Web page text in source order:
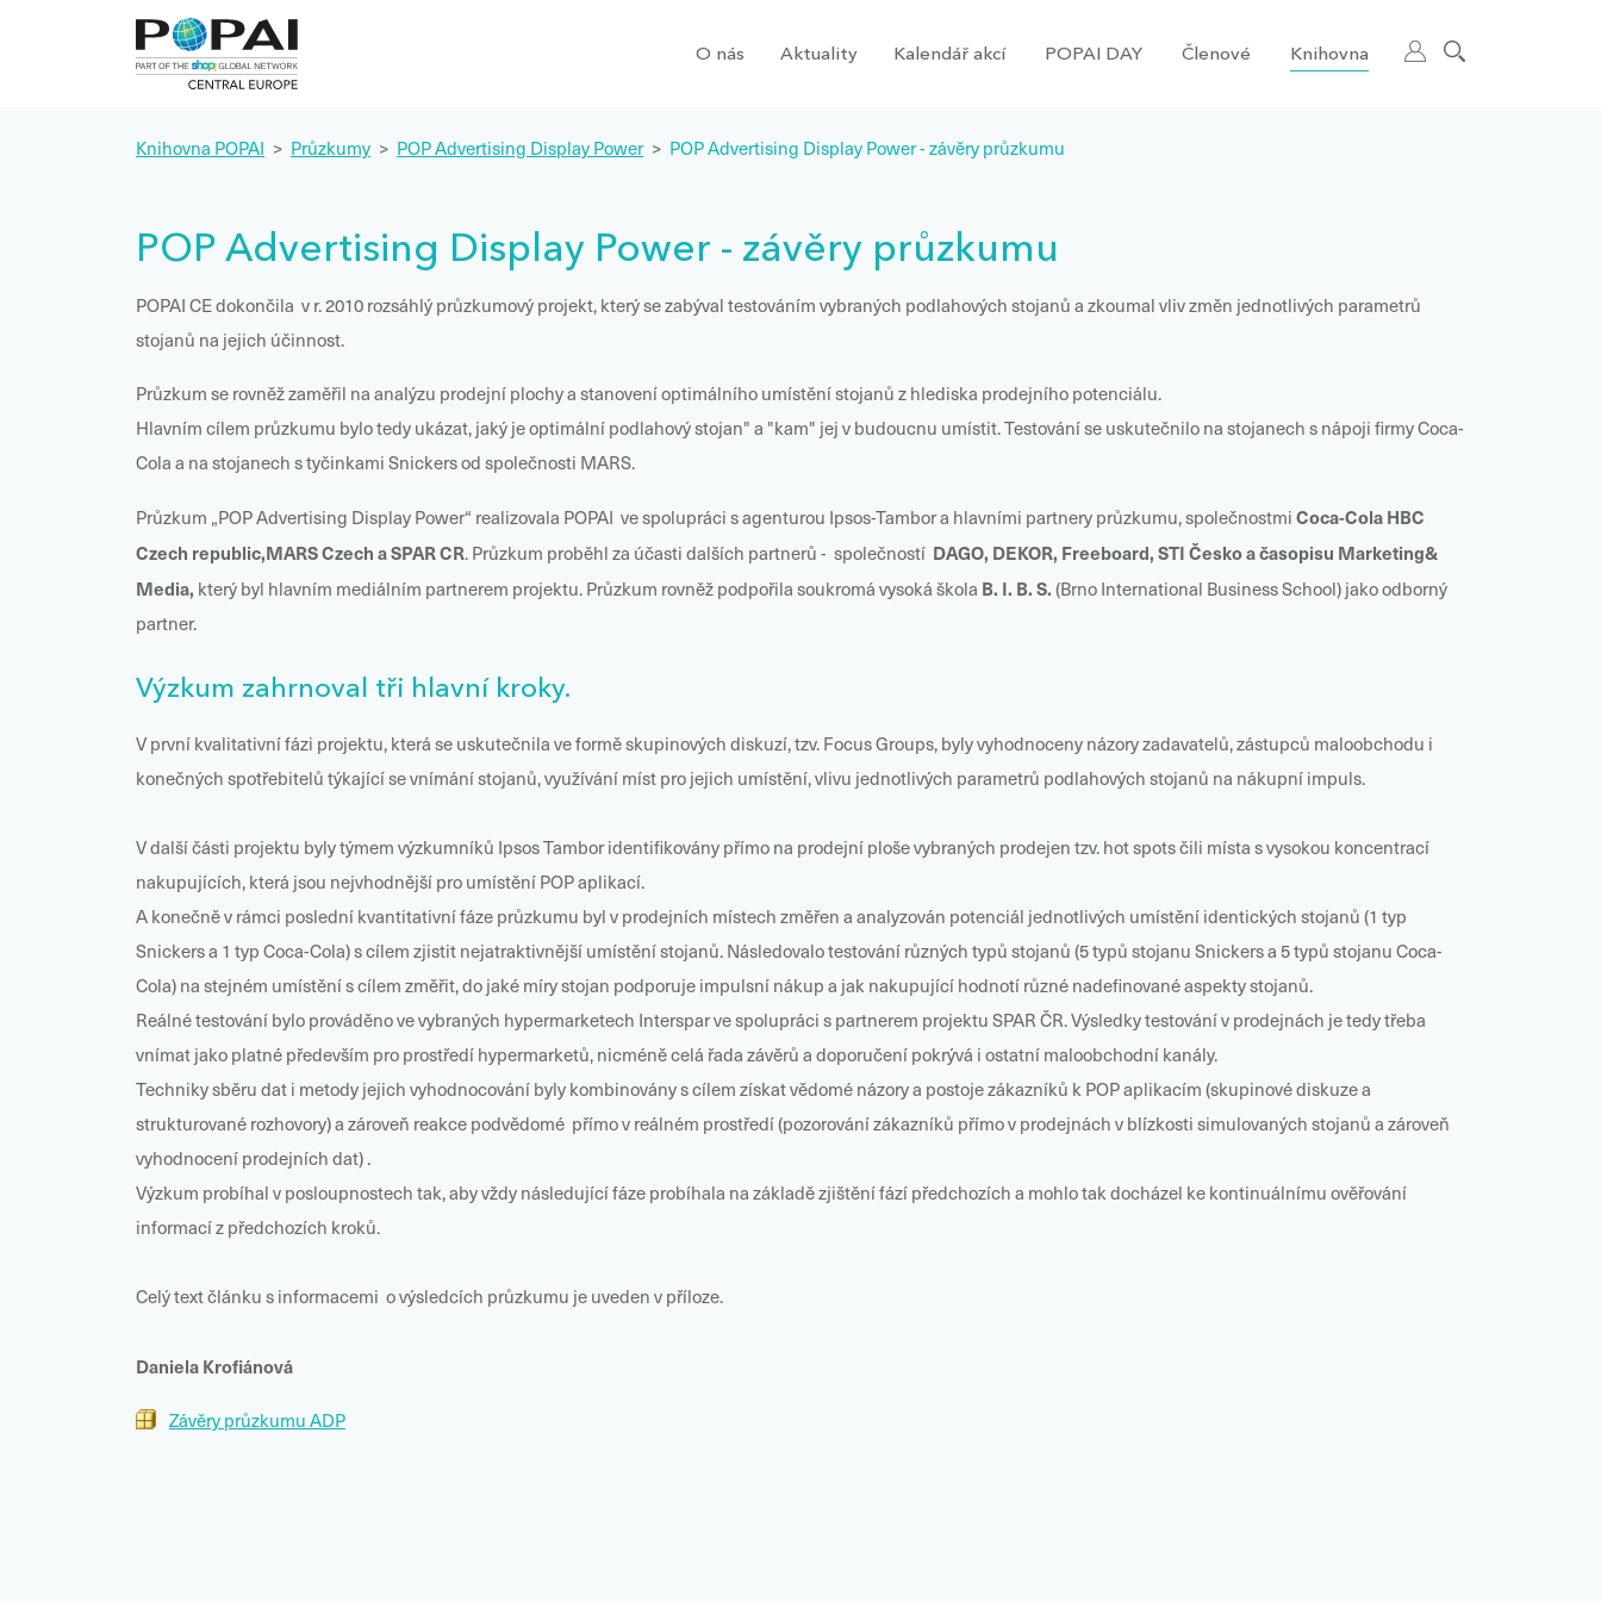
O nás Aktuality Kalendář akcí POPAI DAY Členové Knihovna
Knihovna POPAI > Průzkumy > POP Advertising Display Power > POP Advertising Display Power - závěry průzkumu
POP Advertising Display Power - závěry průzkumu
POPAI CE dokončila v r. 2010 rozsáhlý průzkumový projekt, který se zabýval testováním vybraných podlahových stojanů a zkoumal vliv změn jednotlivých parametrů
stojanů na jejich účinnost.
Průzkum se rovněž zaměřil na analýzu prodejní plochy a stanovení optimálního umístění stojanů z hlediska prodejního potenciálu.
Hlavním cílem průzkumu bylo tedy ukázat, jaký je optimální podlahový stojan" a "kam" jej v budoucnu umístit. Testování se uskutečnilo na stojanech s nápoji firmy Coca-
Cola a na stojanech s tyčinkami Snickers od společnosti MARS.
Průzkum „POP Advertising Display Power“ realizovala POPAI ve spolupráci s agenturou Ipsos-Tambor a hlavními partnery průzkumu, společnostmi Coca-Cola HBC
Czech republic,MARS Czech a SPAR CR. Průzkum proběhl za účasti dalších partnerů - společností DAGO, DEKOR, Freeboard, STI Česko a časopisu Marketing&
Media, který byl hlavním mediálním partnerem projektu. Průzkum rovněž podpořila soukromá vysoká škola B. I. B. S. (Brno International Business School) jako odborný
partner.
Výzkum zahrnoval tři hlavní kroky.
V první kvalitativní fázi projektu, která se uskutečnila ve formě skupinových diskuzí, tzv. Focus Groups, byly vyhodnoceny názory zadavatelů, zástupců maloobchodu i
konečných spotřebitelů týkající se vnímání stojanů, využívání míst pro jejich umístění, vlivu jednotlivých parametrů podlahových stojanů na nákupní impuls.
V další části projektu byly týmem výzkumníků Ipsos Tambor identifikovány přímo na prodejní ploše vybraných prodejen tzv. hot spots čili místa s vysokou koncentrací
nakupujících, která jsou nejvhodnější pro umístění POP aplikací.
A konečně v rámci poslední kvantitativní fáze průzkumu byl v prodejních místech změřen a analyzován potenciál jednotlivých umístění identických stojanů (1 typ
Snickers a 1 typ Coca-Cola) s cílem zjistit nejatraktivnější umístění stojanů. Následovalo testování různých typů stojanů (5 typů stojanu Snickers a 5 typů stojanu Coca-
Cola) na stejném umístění s cílem změřit, do jaké míry stojan podporuje impulsní nákup a jak nakupující hodnotí různé nadefinované aspekty stojanů.
Reálné testování bylo prováděno ve vybraných hypermarketech Interspar ve spolupráci s partnerem projektu SPAR ČR. Výsledky testování v prodejnách je tedy třeba
vnímat jako platné především pro prostředí hypermarketů, nicméně celá řada závěrů a doporučení pokrývá i ostatní maloobchodní kanály.
Techniky sběru dat i metody jejich vyhodnocování byly kombinovány s cílem získat vědomé názory a postoje zákazníků k POP aplikacím (skupinové diskuze a
strukturované rozhovory) a zároveň reakce podvědomé přímo v reálném prostředí (pozorování zákazníků přímo v prodejnách v blízkosti simulovaných stojanů a zároveň
vyhodnocení prodejních dat) .
Výzkum probíhal v posloupnostech tak, aby vždy následující fáze probíhala na základě zjištění fází předchozích a mohlo tak docházel ke kontinuálnímu ověřování
informací z předchozích kroků.
Celý text článku s informacemi o výsledcích průzkumu je uveden v příloze.
Daniela Krofiánová
Závěry průzkumu ADP